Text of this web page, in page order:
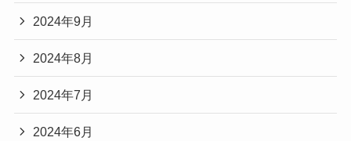
2024年9月
2024年8月
2024年7月
2024年6月